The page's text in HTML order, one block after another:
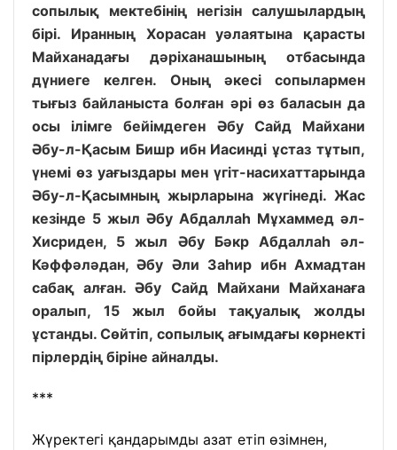
сопылық мектебінің негізін салушылардың
бірі. Иранның Хорасан уәлаятына қарасты
Майханадағы дәріханашының отбасында
дүниеге келген. Оның әкесі сопылармен
тығыз байланыста болған әрі өз баласын да
осы ілімге бейімдеген Әбу Сайд Майхани
Әбу-л-Қасым Бишр ибн Иасинді ұстаз тұтып,
үнемі өз уағыздары мен үгіт-насихаттарында
Әбу-л-Қасымның жырларына жүгінеді. Жас
кезінде 5 жыл Әбу Абдаллаһ Мұхаммед әл-
Хисриден, 5 жыл Әбу Бәкр Абдаллаһ әл-
Кәффәләдан, Әбу Әли Заһир ибн Ахмадтан
сабақ алған. Әбу Сайд Майхани Майханаға
оралып, 15 жыл бойы тақуалық жолды
ұстанды. Сөйтіп, сопылық ағымдағы көрнекті
пірлердің біріне айналды.
***
Жүректегі қандарымды азат етіп өзімнен,